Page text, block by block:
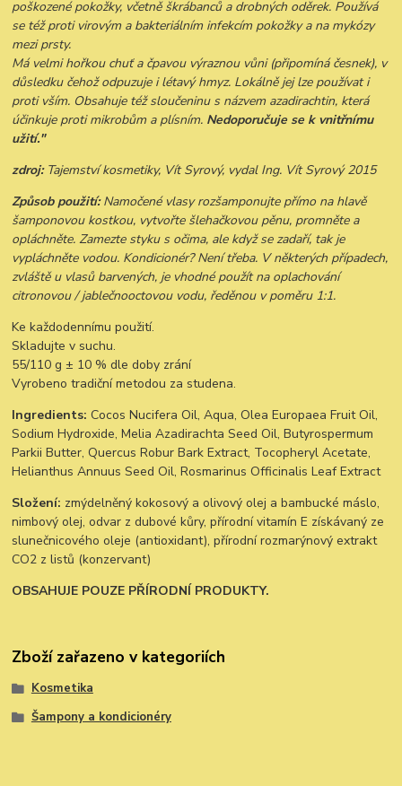
poškozené pokožky, včetně škrábanců a drobných oděrek. Používá
se též proti virovým a bakteriálním infekcím pokožky a na mykózy
mezi prsty.
Má velmi hořkou chuť a čpavou výraznou vůni (připomíná česnek), v
důsledku čehož odpuzuje i létavý hmyz. Lokálně jej lze používat i
proti vším. Obsahuje též sloučeninu s názvem azadirachtin, která
účinkuje proti mikrobům a plísním. Nedoporučuje se k vnitřnímu
užití."
zdroj: Tajemství kosmetiky, Vít Syrový, vydal Ing. Vít Syrový 2015
Způsob použití:Namočené vlasy rozšamponujte přímo na hlavě
šamponovou kostkou, vytvořte šlehačkovou pěnu, promněte a
opláchněte. Zamezte styku s očima, ale když se zadaří, tak je
vypláchněte vodou. Kondicionér? Není třeba. V některých případech,
zvláště u vlasů barvených, je vhodné použít na oplachování
citronovou / jablečnooctovou vodu, ředěnou v poměru 1:1.
Ke každodennímu použití.
Skladujte v suchu.
55/110 g ± 10 % dle doby zrání
Vyrobeno tradiční metodou za studena.
Ingredients: Cocos Nucifera Oil, Aqua, Olea Europaea Fruit Oil,
Sodium Hydroxide, Melia Azadirachta Seed Oil, Butyrospermum
Parkii Butter, Quercus Robur Bark Extract, Tocopheryl Acetate,
Helianthus Annuus Seed Oil, Rosmarinus Officinalis Leaf Extract
Složení: zmýdelněný kokosový a olivový olej a bambucké máslo,
nimbový olej, odvar z dubové kůry, přírodní vitamín E získávaný ze
slunečnicového oleje (antioxidant), přírodní rozmarýnový extrakt
CO2 z listů (konzervant)
OBSAHUJE POUZE PŘÍRODNÍ PRODUKTY.
Zboží zařazeno v kategoriích
Kosmetika
Šampony a kondicionéry